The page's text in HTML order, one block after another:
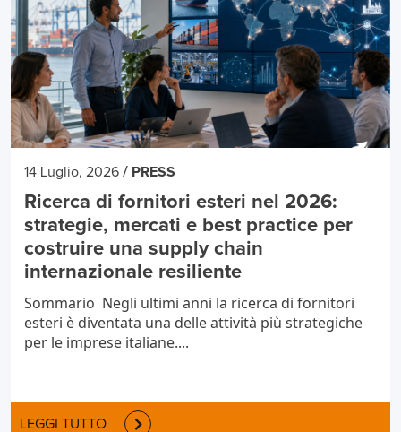
14 Luglio, 2026 / PRESS
Ricerca di fornitori esteri nel 2026:
strategie, mercati e best practice per
costruire una supply chain
internazionale resiliente
Sommario Negli ultimi anni la ricerca di fornitori
esteri è diventata una delle attività più strategiche
per le imprese italiane....
LEGGI TUTTO